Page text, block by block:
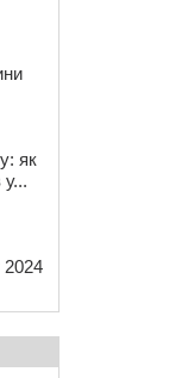
як
2024